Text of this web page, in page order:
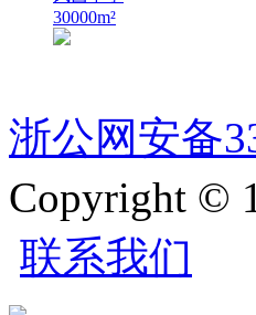
30000m²
浙公网安备
Copyright ©
联系我们